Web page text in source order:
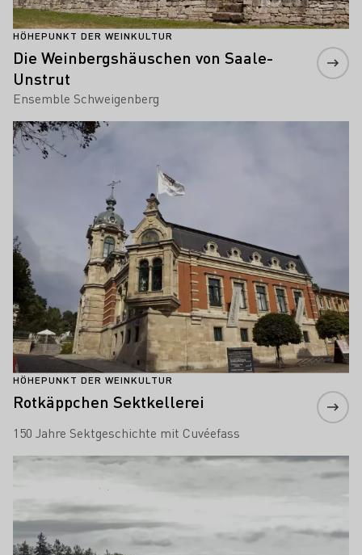
HÖHEPUNKT DER WEINKULTUR
Die Weinbergshäuschen von Saale-
Unstrut
Ensemble Schweigenberg
HÖHEPUNKT DER WEINKULTUR
Rotkäppchen Sektkellerei
150 Jahre Sektgeschichte mit Cuvéefass
Mehr erfahren
Mehr erfahren